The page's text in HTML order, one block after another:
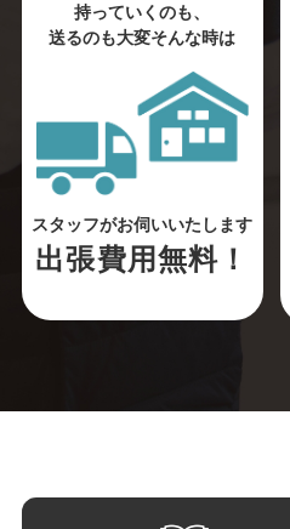
持っていくのも、
送るのも大変そんな時は
スタッフがお伺いいたします
出張費用無料！